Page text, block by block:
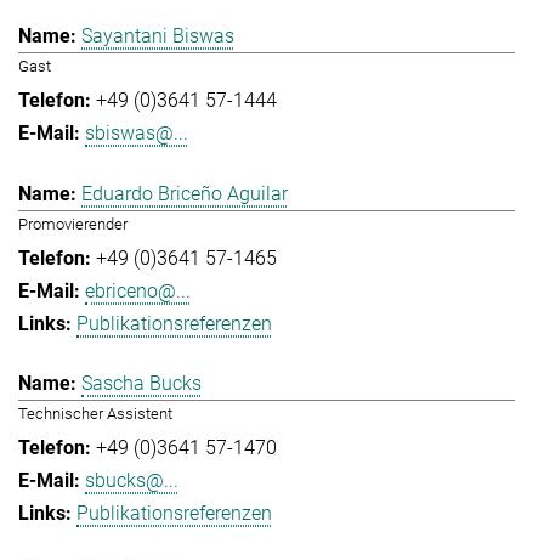
Sayantani Biswas
Gast
+49 (0)3641 57-1444
sbiswas@...
Eduardo Briceño Aguilar
Promovierender
+49 (0)3641 57-1465
ebriceno@...
Publikationsreferenzen
Sascha Bucks
Technischer Assistent
+49 (0)3641 57-1470
sbucks@...
Publikationsreferenzen